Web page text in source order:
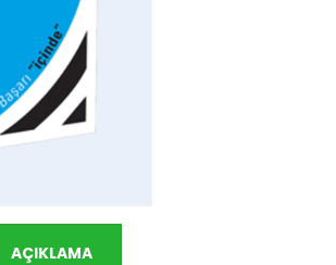
AÇIKLAMA